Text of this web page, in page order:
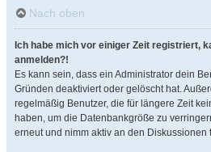
Nach oben
Ich habe mich vor einiger Zeit registriert,
anmelden?!
Es kann sein, dass ein Administrator dein
Gründen deaktiviert oder gelöscht hat.
regelmäßig Benutzer, die für längere Zeit
haben, um die Datenbankgröße zu
erneut und nimm aktiv an den Diskussionen